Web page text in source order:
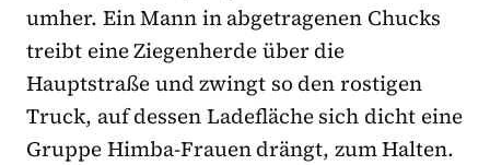
umher. Ein Mann in abgetragenen Chucks
treibt eine Ziegenherde über die
Hauptstraße und zwingt so den rostigen
Truck, auf dessen Ladefläche sich dicht eine
Gruppe Himba-Frauen drängt, zum Halten.